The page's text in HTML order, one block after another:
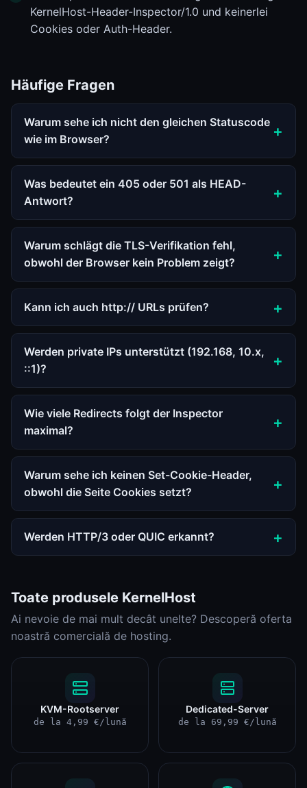
KernelHost-Header-Inspector/1.0 und keinerlei
Cookies oder Auth-Header.
Häufige Fragen
Warum sehe ich nicht den gleichen Statuscode
wie im Browser?
Was bedeutet ein 405 oder 501 als HEAD-
Antwort?
Warum schlägt die TLS-Verifikation fehl,
obwohl der Browser kein Problem zeigt?
Kann ich auch http:// URLs prüfen?
Werden private IPs unterstützt (192.168, 10.x,
::1)?
Wie viele Redirects folgt der Inspector
maximal?
Warum sehe ich keinen Set-Cookie-Header,
obwohl die Seite Cookies setzt?
Werden HTTP/3 oder QUIC erkannt?
Toate produsele KernelHost
Ai nevoie de mai mult decât unelte? Descoperă oferta
noastră comercială de hosting.
KVM-Rootserver
de la 4,99 €/lună
Dedicated-Server
de la 69,99 €/lună